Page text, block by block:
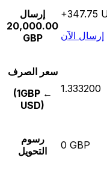
إرسال
20,000.00
GBP
+347.75
إرسال الآن
سعر الصرف
(1GBP ←
USD)
1.333200
رسوم
التحويل
0 GBP